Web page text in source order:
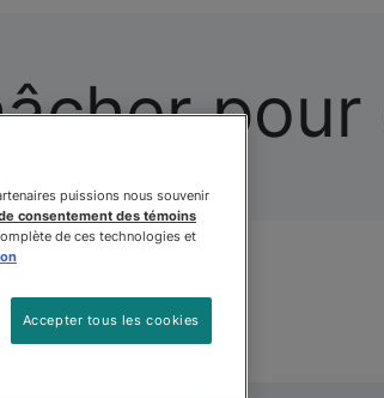
pour
puissions nous souvenir
consentement des témoins
de ces technologies et
Accepter tous les cookies